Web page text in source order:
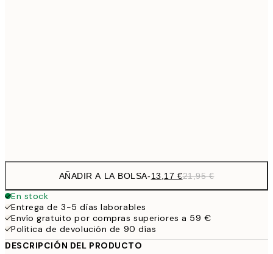
AÑADIR A LA BOLSA-13,17 €21,95 €
En stock
Entrega de 3-5 días laborables
Envío gratuito por compras superiores a 59 €
Política de devolución de 90 días
DESCRIPCIÓN DEL PRODUCTO